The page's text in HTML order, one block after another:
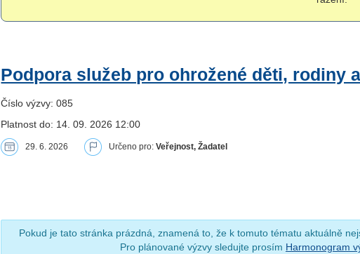
Podpora služeb pro ohrožené děti, rodiny
Číslo výzvy: 085
Platnost do: 14. 09. 2026 12:00
29. 6. 2026 Určeno pro:Veřejnost, Žadatel
Pokud je tato stránka prázdná, znamená to, že k tomuto tématu aktuálně
Pro plánované výzvy sledujte prosím Harmonogram